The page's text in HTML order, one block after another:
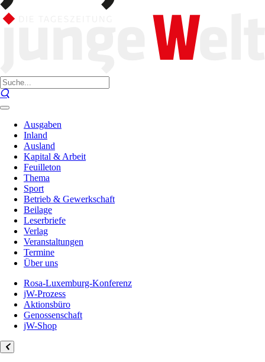
Ausgaben
Inland
Ausland
Kapital & Arbeit
Feuilleton
Thema
Sport
Betrieb & Gewerkschaft
Beilage
Leserbriefe
Verlag
Veranstaltungen
Termine
Über uns
Rosa-Luxemburg-Konferenz
jW-Prozess
Aktionsbüro
Genossenschaft
jW-Shop